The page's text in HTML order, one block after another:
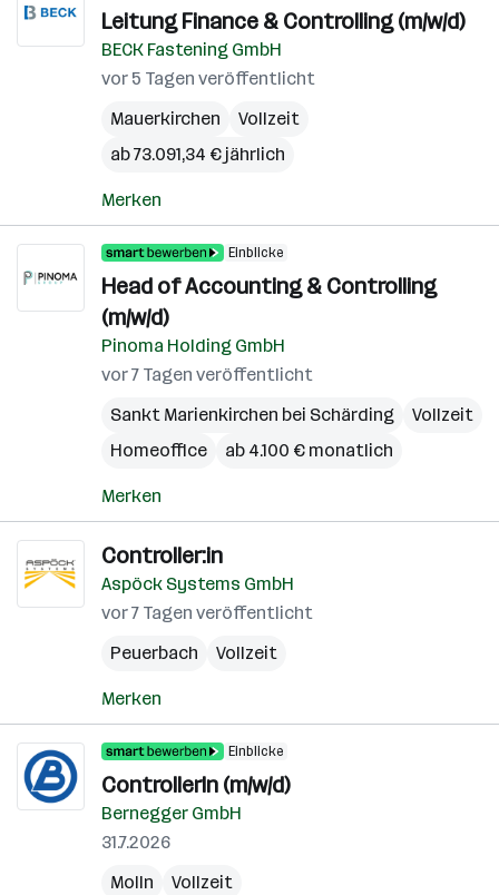
Leitung Finance & Controlling (m/w/d)
BECK Fastening GmbH
vor 5 Tagen veröffentlicht
Mauerkirchen
Vollzeit
ab 73.091,34 € jährlich
Merken
Einblicke
Head of Accounting & Controlling
(m/w/d)
Pinoma Holding GmbH
vor 7 Tagen veröffentlicht
Sankt Marienkirchen bei Schärding
Vollzeit
Homeoffice
ab 4.100 € monatlich
Merken
Controller:in
Aspöck Systems GmbH
vor 7 Tagen veröffentlicht
Peuerbach
Vollzeit
Merken
Einblicke
ControllerIn (m/w/d)
Bernegger GmbH
31.7.2026
Molln
Vollzeit